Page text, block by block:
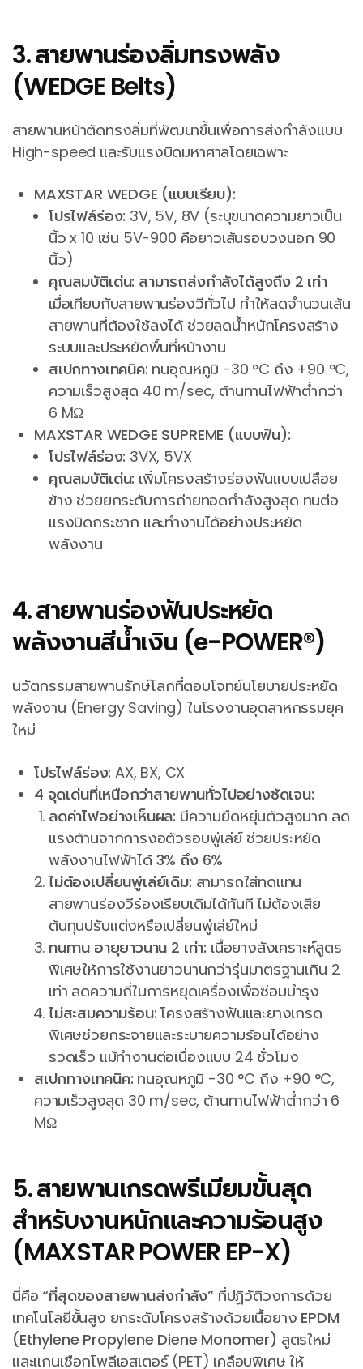
3. สายพานร่องลิ่มทรงพลัง
(WEDGE Belts)
สายพานหน้าตัดทรงลิ่มที่พัฒนาขึ้นเพื่อการส่งกำลังแบบ
High-speed และรับแรงบิดมหาศาลโดยเฉพาะ
MAXSTAR WEDGE (แบบเรียบ):
โปรไฟล์ร่อง: 3V, 5V, 8V (ระบุขนาดความยาวเป็น
นิ้ว x 10 เช่น 5V-900 คือยาวเส้นรอบวงนอก 90
นิ้ว)
คุณสมบัติเด่น: สามารถส่งกำลังได้สูงถึง 2 เท่า
เมื่อเทียบกับสายพานร่องวีทั่วไป ทำให้ลดจำนวนเส้น
สายพานที่ต้องใช้ลงได้ ช่วยลดน้ำหนักโครงสร้าง
ระบบและประหยัดพื้นที่หน้างาน
สเปกทางเทคนิค: ทนอุณหภูมิ -30 °C ถึง +90 °C,
ความเร็วสูงสุด 40 m/sec, ต้านทานไฟฟ้าต่ำกว่า
6 MΩ
MAXSTAR WEDGE SUPREME (แบบฟัน):
โปรไฟล์ร่อง: 3VX, 5VX
คุณสมบัติเด่น: เพิ่มโครงสร้างร่องฟันแบบเปลือย
ข้าง ช่วยยกระดับการถ่ายทอดกำลังสูงสุด ทนต่อ
แรงบิดกระชาก และทำงานได้อย่างประหยัด
พลังงาน
4. สายพานร่องฟันประหยัด
พลังงานสีน้ำเงิน (e-POWER®)
นวัตกรรมสายพานรักษ์โลกที่ตอบโจทย์นโยบายประหยัด
พลังงาน (Energy Saving) ในโรงงานอุตสาหกรรมยุค
ใหม่
โปรไฟล์ร่อง: AX, BX, CX
4 จุดเด่นที่เหนือกว่าสายพานทั่วไปอย่างชัดเจน:
ลดค่าไฟอย่างเห็นผล: มีความยืดหยุ่นตัวสูงมาก ลด
แรงต้านจากการงอตัวรอบพู่เล่ย์ ช่วยประหยัด
พลังงานไฟฟ้าได้ 3% ถึง 6%
ไม่ต้องเปลี่ยนพู่เล่ย์เดิม: สามารถใส่ทดแทน
สายพานร่องวีร่องเรียบเดิมได้ทันที ไม่ต้องเสีย
ต้นทุนปรับแต่งหรือเปลี่ยนพู่เล่ย์ใหม่
ทนทาน อายุยาวนาน 2 เท่า: เนื้อยางสังเคราะห์สูตร
พิเศษให้การใช้งานยาวนานกว่ารุ่นมาตรฐานเกิน 2
เท่า ลดความถี่ในการหยุดเครื่องเพื่อซ่อมบำรุง
ไม่สะสมความร้อน: โครงสร้างฟันและยางเกรด
พิเศษช่วยกระจายและระบายความร้อนได้อย่าง
รวดเร็ว แม้ทำงานต่อเนื่องแบบ 24 ชั่วโมง
สเปกทางเทคนิค: ทนอุณหภูมิ -30 °C ถึง +90 °C,
ความเร็วสูงสุด 30 m/sec, ต้านทานไฟฟ้าต่ำกว่า 6
MΩ
5. สายพานเกรดพรีเมียมขั้นสุด
สำหรับงานหนักและความร้อนสูง
(MAXSTAR POWER EP-X)
นี่คือ“ที่สุดของสายพานส่งกำลัง” ที่ปฏิวัติวงการด้วย
เทคโนโลยีขั้นสูง ยกระดับโครงสร้างด้วยเนื้อยาง EPDM
(Ethylene Propylene Diene Monomer) สูตรใหม่
และแกนเชือกโพลีเอสเตอร์ (PET) เคลือบพิเศษ ให้